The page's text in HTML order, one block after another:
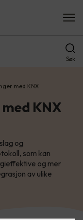
Søk
med KNX
KNX
og
som kan
og mer
av ulike